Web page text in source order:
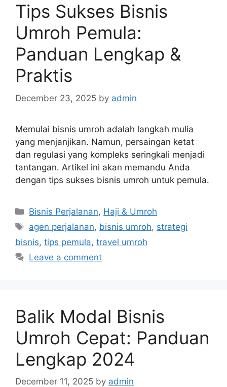
Tips Sukses Bisnis
Umroh Pemula:
Panduan Lengkap &
Praktis
December 23, 2025 by admin
Memulai bisnis umroh adalah langkah mulia
yang menjanjikan. Namun, persaingan ketat
dan regulasi yang kompleks seringkali menjadi
tantangan. Artikel ini akan memandu Anda
dengan tips sukses bisnis umroh untuk pemula.
Categories
Bisnis Perjalanan, Haji & Umroh
Tags
agen perjalanan, bisnis umroh, strategi
bisnis, tips pemula, travel umroh
Leave a comment
Balik Modal Bisnis
Umroh Cepat: Panduan
Lengkap 2024
December 11, 2025 by admin